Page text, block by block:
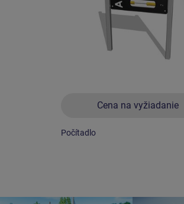
Cena na vyžiadanie
Počítadlo